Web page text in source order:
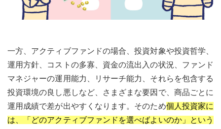
一方、アクティブファンドの場合、投資対象や投資哲学、
運用方針、コストの多寡、資金の流出入の状況、ファンド
マネジャーの運用能力、リサーチ能力、それらを包含する
投資環境の良し悪しなど、さまざまな要因で、商品ごとに
運用成績で差が出やすくなります。そのため個人投資家に
は、「どのアクティブファンドを選べばよいのか」という